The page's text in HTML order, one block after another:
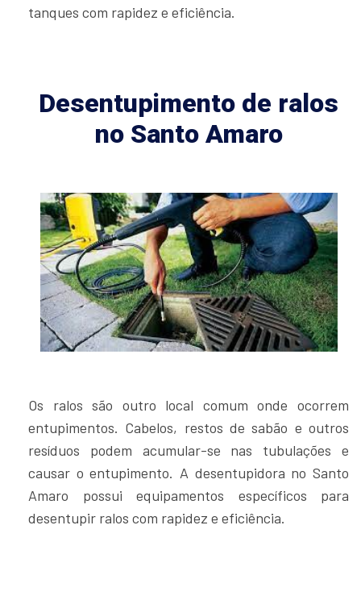
tanques com rapidez e eficiência.
Desentupimento de ralos
no Santo Amaro
Os ralos são outro local comum onde ocorrem
entupimentos. Cabelos, restos de sabão e outros
resíduos podem acumular-se nas tubulações e
causar o entupimento. A desentupidora no Santo
Amaro possui equipamentos específicos para
desentupir ralos com rapidez e eficiência.